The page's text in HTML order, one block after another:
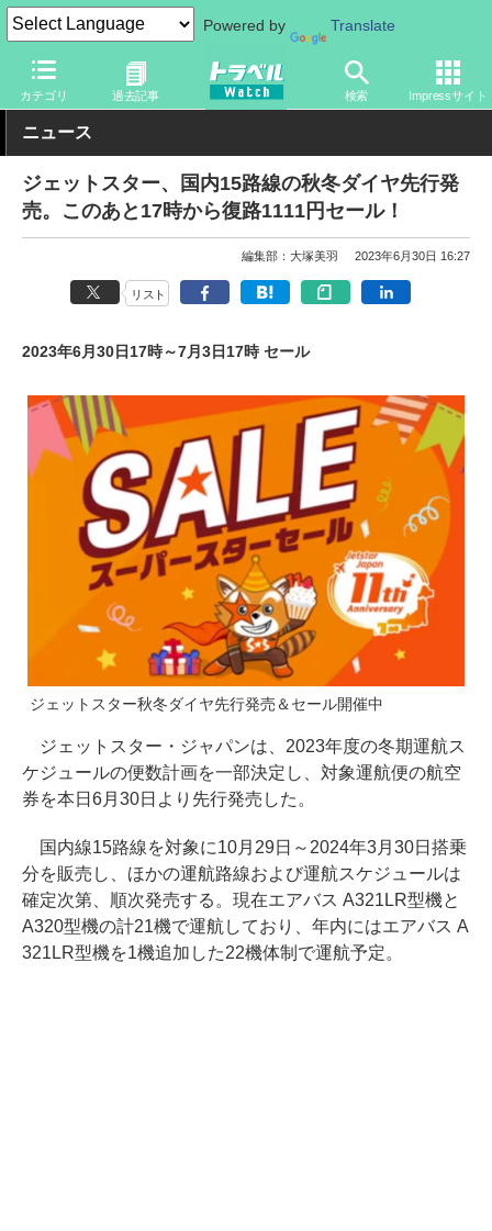
Powered by Translate
カテゴリ 過去記事 検索 Impressサイト
トラベル Watch 旅の方法 空旅 飛行機
ニュース
ジェットスター、国内15路線の秋冬ダイヤ先行発
売。このあと17時から復路1111円セール！
編集部：大塚美羽 2023年6月30日 16:27
リスト
2023年6月30日17時～7月3日17時 セール
ジェットスター秋冬ダイヤ先行発売＆セール開催中
ジェットスター・ジャパンは、2023年度の冬期運航ス
ケジュールの便数計画を一部決定し、対象運航便の航空
券を本日6月30日より先行発売した。
国内線15路線を対象に10月29日～2024年3月30日搭乗
分を販売し、ほかの運航路線および運航スケジュールは
確定次第、順次発売する。現在エアバス A321LR型機と
A320型機の計21機で運航しており、年内にはエアバス A
321LR型機を1機追加した22機体制で運航予定。